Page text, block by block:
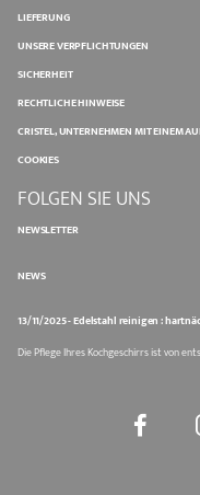
LIEFERUNG
UNSERE VERPFLICHTUNGEN
SICHERHEIT
RECHTLICHE HINWEISE
CRISTEL, UNTERNEHMEN MIT EINEM
COOKIES
FOLGEN SIE UNS
NEWSLETTER
NEWS
13/11/2025 - Edelstahl reinigen :
Die Pflege Ihres Kochgeschirrs ist von